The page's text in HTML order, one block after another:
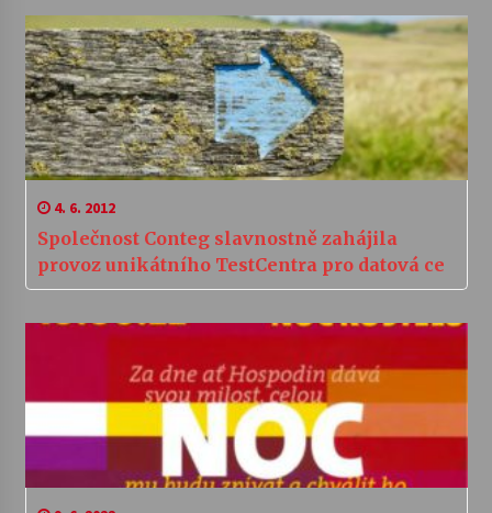
4. 6. 2012
Společnost Conteg slavnostně zahájila
provoz unikátního TestCentra pro datová ce